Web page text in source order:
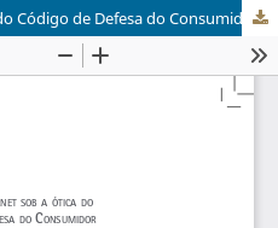
Código de Defesa do Consumidor